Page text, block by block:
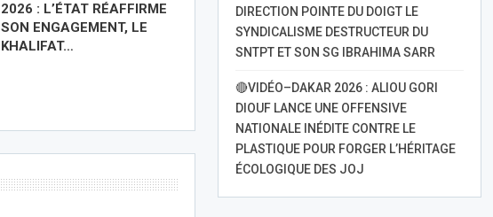
2026 : L’ÉTAT RÉAFFIRME
SON ENGAGEMENT, LE
KHALIFAT…
DIRECTION POINTE DU DOIGT LE
SYNDICALISME DESTRUCTEUR DU
SNTPT ET SON SG IBRAHIMA SARR
🔴VIDÉO–DAKAR 2026 : ALIOU GORI
DIOUF LANCE UNE OFFENSIVE
NATIONALE INÉDITE CONTRE LE
PLASTIQUE POUR FORGER L’HÉRITAGE
ÉCOLOGIQUE DES JOJ